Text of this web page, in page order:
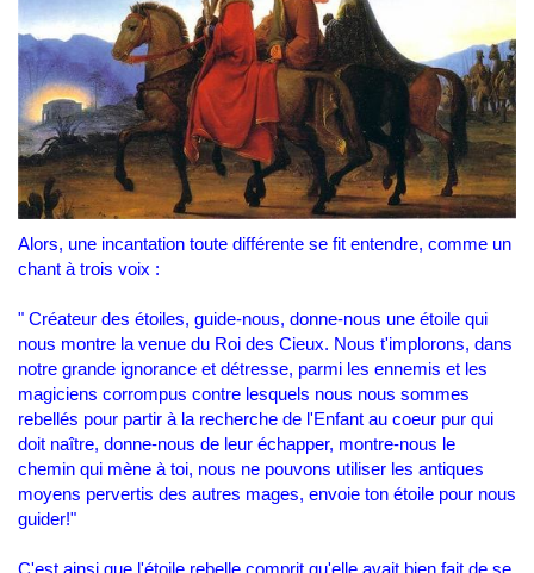
Alors, une incantation toute différente se fit entendre, comme un
chant à trois voix :
" Créateur des étoiles, guide-nous, donne-nous une étoile qui
nous montre la venue du Roi des Cieux. Nous t'implorons, dans
notre grande ignorance et détresse, parmi les ennemis et les
magiciens corrompus contre lesquels nous nous sommes
rebellés pour partir à la recherche de l'Enfant au coeur pur qui
doit naître, donne-nous de leur échapper, montre-nous le
chemin qui mène à toi, nous ne pouvons utiliser les antiques
moyens pervertis des autres mages, envoie ton étoile pour nous
guider!"
C'est ainsi que l'étoile rebelle comprit qu'elle avait bien fait de se